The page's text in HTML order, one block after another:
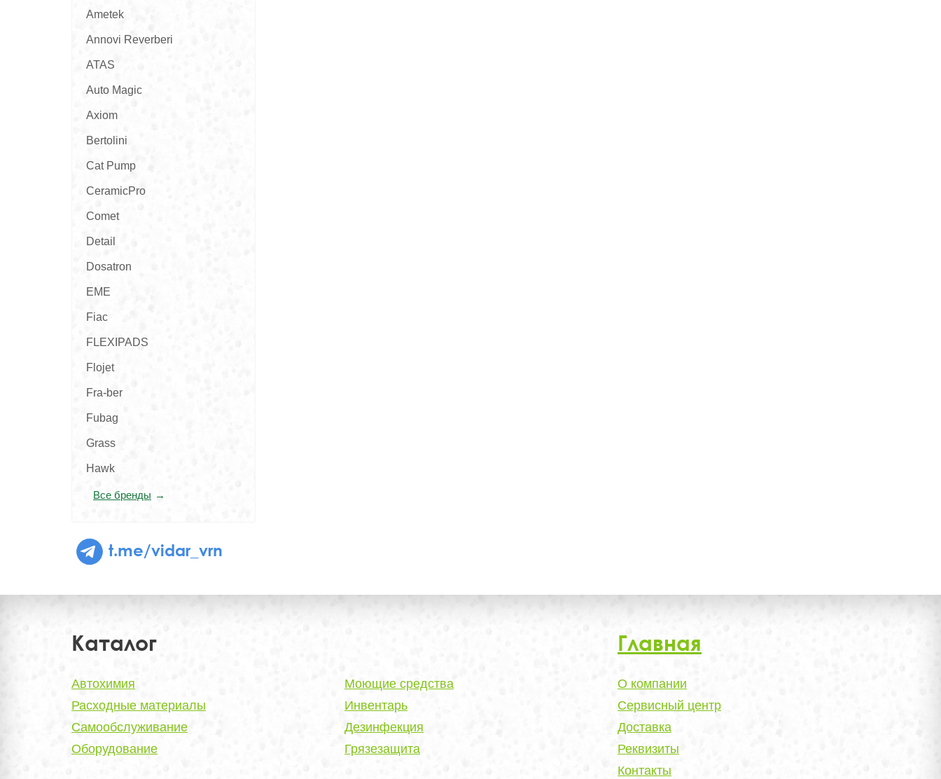
Ametek
Annovi Reverberi
ATAS
Auto Magic
Axiom
Bertolini
Cat Pump
CeramicPro
Comet
Detail
Dosatron
EME
Fiac
FLEXIPADS
Flojet
Fra-ber
Fubag
Grass
Hawk
Все бренды
t.me/vidar_vrn
Каталог Главная
Автохимия
Расходные материалы
Самообслуживание
Оборудование
Моющие средства
Инвентарь
Дезинфекция
Грязезащита
О компании
Сервисный центр
Доставка
Реквизиты
Контакты